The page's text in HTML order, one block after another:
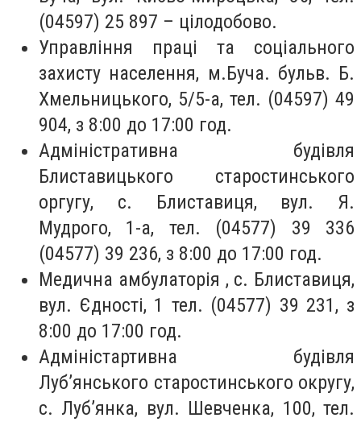
(04597) 25 897 – цілодобово.
Управління праці та соціального
захисту населення, м.Буча. бульв. Б.
Хмельницького, 5/5-а, тел. (04597) 49
904, з 8:00 до 17:00 год.
Адміністративна будівля
Блиставицького старостинського
оргугу, с. Блиставиця, вул. Я.
Мудрого, 1-а, тел. (04577) 39 336
(04577) 39 236, з 8:00 до 17:00 год.
Медична амбулаторія , с. Блиставиця,
вул. Єдності, 1 тел. (04577) 39 231, з
8:00 до 17:00 год.
Адміністартивна будівля
Луб’янського старостинського округу,
с. Луб’янка, вул. Шевченка, 100, тел.